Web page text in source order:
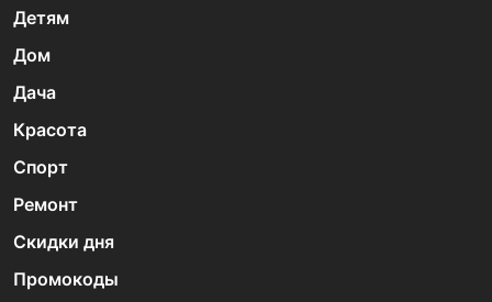
Детям
Дом
Дача
Красота
Спорт
Ремонт
Скидки дня
Промокоды